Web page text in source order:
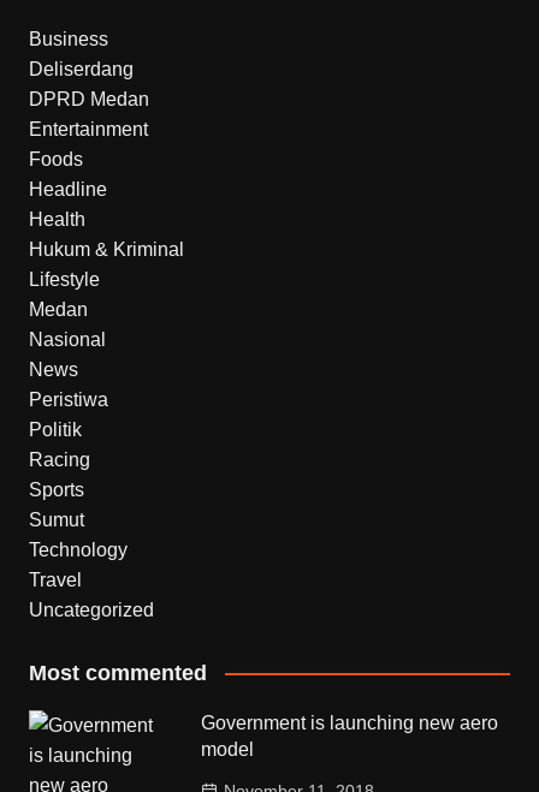
Business
Deliserdang
DPRD Medan
Entertainment
Foods
Headline
Health
Hukum & Kriminal
Lifestyle
Medan
Nasional
News
Peristiwa
Politik
Racing
Sports
Sumut
Technology
Travel
Uncategorized
Most commented
Government is launching new aero
model